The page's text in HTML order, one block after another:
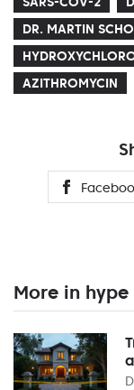
DR. MARTIN
AZITHROMYCIN
More in hype